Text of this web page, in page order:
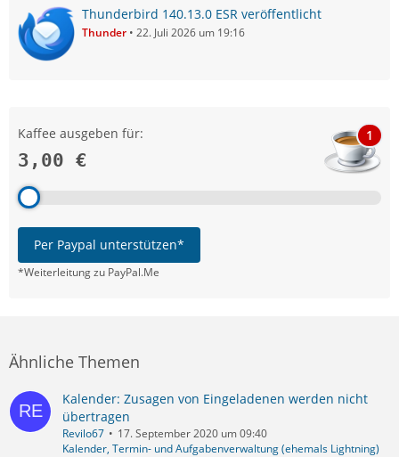
Thunderbird 140.13.0 ESR veröffentlicht
Thunder 22. Juli 2026 um 19:16
Kaffee ausgeben für:
3,00 €
1
Per Paypal unterstützen*
*Weiterleitung zu PayPal.Me
Ähnliche Themen
Kalender: Zusagen von Eingeladenen werden nicht
übertragen
Revilo67
17. September 2020 um 09:40
Kalender, Termin- und Aufgabenverwaltung (ehemals Lightning)